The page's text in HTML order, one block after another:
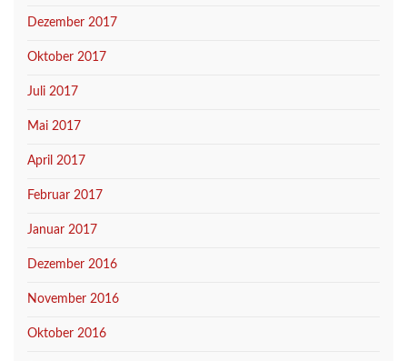
Dezember 2017
Oktober 2017
Juli 2017
Mai 2017
April 2017
Februar 2017
Januar 2017
Dezember 2016
November 2016
Oktober 2016